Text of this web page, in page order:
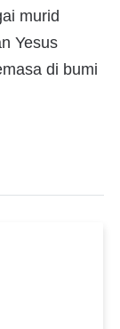
murid
Yesus
di bumi